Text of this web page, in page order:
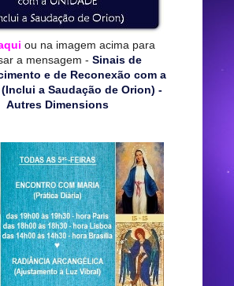
ou na imagem acima para
a mensagem - Sinais de
e de Reconexão com a
a Saudação de Orion) -
Autres Dimensions